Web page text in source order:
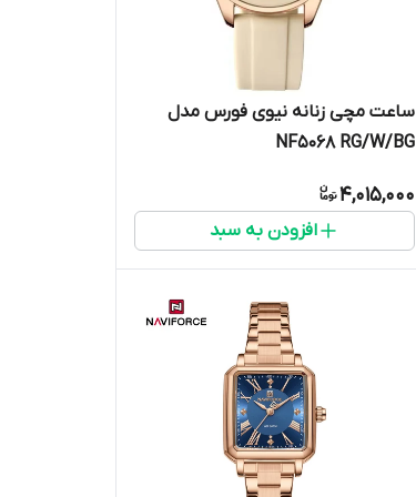
ساعت مچی زنانه نیوی فورس مدل
NF5068 RG/W/BG
4,015,000
افزودن به سبد